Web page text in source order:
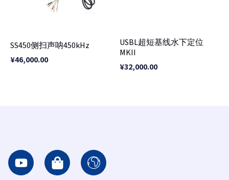
SS450侧扫声呐450kHz
¥46,000.00
USBL超短基线水下定位
MKII
¥32,000.00
Y
o
S
h
I
c